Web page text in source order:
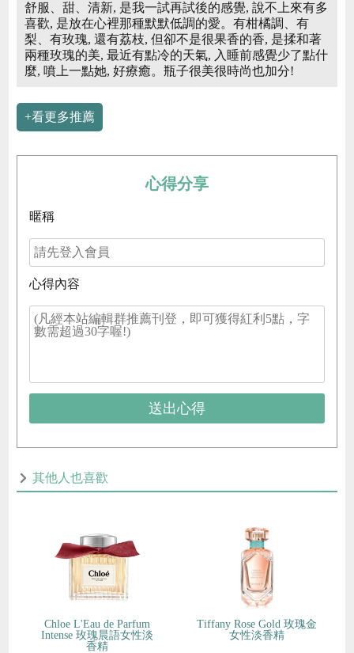
舒服、甜、清新, 是我一試再試後的感覺, 說不上來有多
喜歡, 是放在心裡那種默默低調的愛。有柑橘調、有
梨、有玫瑰, 還有荔枝, 但卻不是很果香的香, 是揉和著
兩種玫瑰的美, 最近有點冷的天氣, 入睡前感覺少了點什
麼, 噴上一點她, 好療癒。瓶子很美很時尚也加分!
+看更多推薦
心得分享
暱稱
心得內容
送出心得
其他人也喜歡
Chloe L'Eau de Parfum
Intense 玫瑰晨語女性淡
香精
Tiffany Rose Gold 玫瑰金
女性淡香精